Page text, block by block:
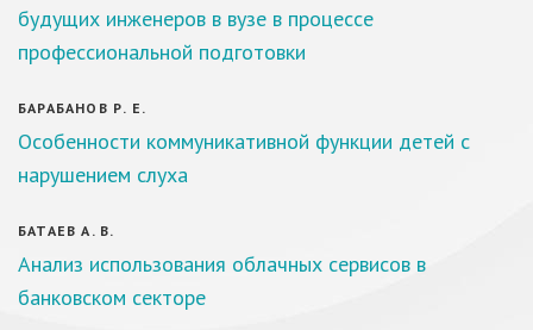
будущих инженеров в вузе в процессе
профессиональной подготовки
БАРАБАНОВ Р. Е.
Особенности коммуникативной функции детей с
нарушением слуха
БАТАЕВ А. В.
Анализ использования облачных сервисов в
банковском секторе